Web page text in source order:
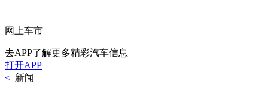
网上车市
去APP了解更多精彩汽车信息
打开APP
< 新闻